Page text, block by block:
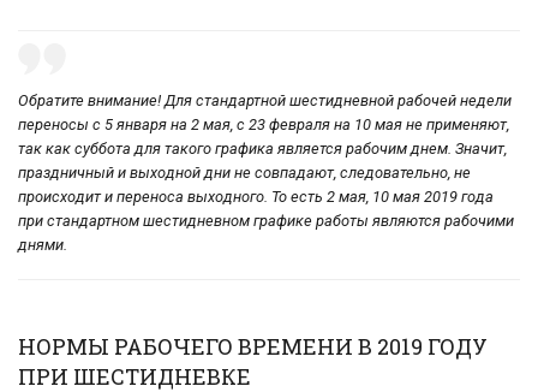
Обратите внимание! Для стандартной шестидневной рабочей недели
переносы с 5 января на 2 мая, с 23 февраля на 10 мая не применяют,
так как суббота для такого графика является рабочим днем. Значит,
праздничный и выходной дни не совпадают, следовательно, не
происходит и переноса выходного. То есть 2 мая, 10 мая 2019 года
при стандартном шестидневном графике работы являются рабочими
днями.
НОРМЫ РАБОЧЕГО ВРЕМЕНИ В 2019 ГОДУ
ПРИ ШЕСТИДНЕВКЕ